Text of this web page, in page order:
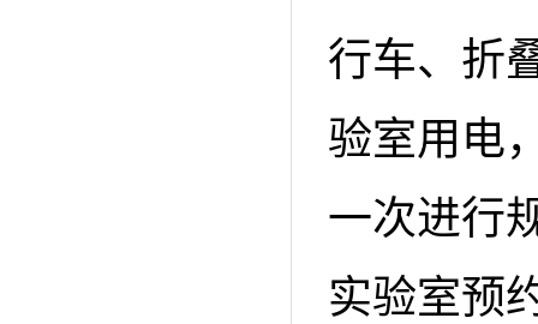
行车、折
验室用电
一次进行
实验室预